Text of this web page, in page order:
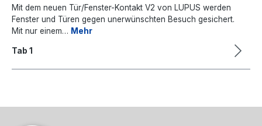
Mit dem neuen Tür/Fenster-Kontakt V2 von LUPUS werden
Fenster und Türen gegen unerwünschten Besuch gesichert.
Mit nur einem… Mehr
Tab 1